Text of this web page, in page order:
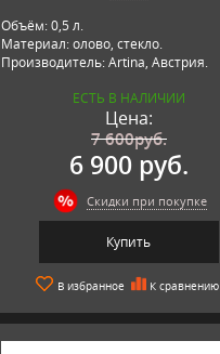
Объём: 0,5 л.
Материал: олово, стекло.
Производитель: Artina, Австрия.
ЕСТЬ В НАЛИЧИИ
Цена:
7 600руб.
6 900 руб.
Скидки при покупке
Купить
В избранное К сравнению